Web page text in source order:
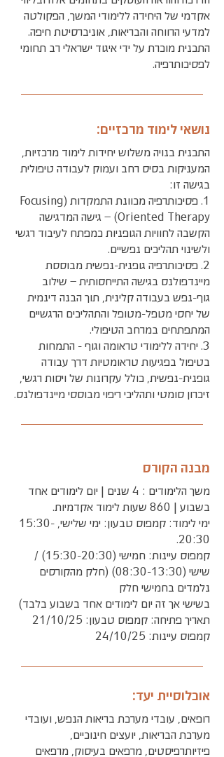
אקדמי של היחידה ללימודי המשך, הפקולטה
למדעי הרווחה והבריאות, אוניברסיטת חיפה.
התכנית מוכרת על ידי איגוד ישראלי רב תחומי
לפסיכותרפיה.
נושאי לימוד מרכזיים:
התכנית בנויה משלוש יחידות לימוד מרכזיות,
המעניקות בסיס רחב ועמוק לעבודה טיפולית
בגישה זו:
1. פסיכותרפיה מכוונת התמקדות (Focusing
Oriented Therapy) – גישה המדגישה
הקשבה לחוויות הגופניות כמפתח לעיבוד רגשי
ולשינוי תהליכים נפשיים.
2. פסיכותרפיה גופנית-נפשית מבוססת
מיינדפולנס בגישה התייחסותית – שילוב
גוף-נפש בעבודה קלינית, תוך הבנה דינמית
של יחסי מטפל-מטופל והתהליכים הרגשיים
המתפתחים במרחב הטיפולי.
3. יחידה ללימודי טראומה וגוף - התמחות
בטיפול בפגיעות טראומטיות דרך עבודה
גופנית-נפשית, כולל עקרונות של ויסות רגשי,
זיכרון סומטי ותהליכי ריפוי מבוססי מיינדפולנס.
מבנה הקורס
משך הלימודים : 4 שנים | יום לימודים אחד
בשבוע | 860 שעות לימוד אקדמיות.
ימי לימוד: קמפוס טבעון: ימי שלישי, 15:30-
20:30.
קמפוס עיינות: חמישי (15:30-20:30) /
שישי (08:30-13:30) (חלק מהקורסים
נלמדים בחמישי חלק
בשישי אך זה יום לימודים אחד בשבוע בלבד)
תאריך פתיחה: קמפוס טבעון: 21/10/25
קמפוס עיינות: 24/10/25
אוכלוסיית יעד:
רופאים, עובדי מערכת בריאות הנפש, ועובדי
מערכת הבריאות, יועצים חינוכיים,
פיזיותרפיסטים, מרפאים בעיסוק, מרפאים